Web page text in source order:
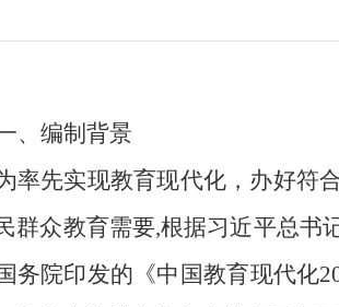
、编制背景
率先实现教育现代化，办好符
群众教育需要,根据习近平总书
务院印发的《中国教育现代化